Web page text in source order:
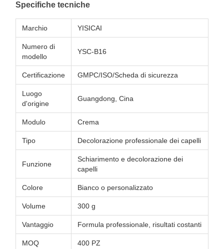
Specifiche tecniche
Marchio YISICAI
Numero di
modello
YSC-B16
Certificazione GMPC/ISO/Scheda di sicurezza
Luogo
d'origine
Guangdong, Cina
Modulo Crema
Tipo Decolorazione professionale dei capelli
Funzione
Schiarimento e decolorazione dei
capelli
Colore Bianco o personalizzato
Volume 300 g
Vantaggio Formula professionale, risultati costanti
MOQ 400 PZ